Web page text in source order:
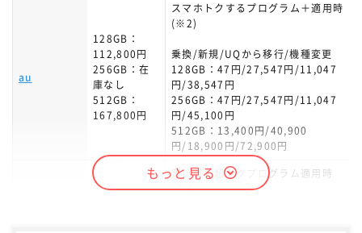
au
128GB：
112,800円
256GB：在
庫なし
512GB：
167,800円
スマホトクするプログラム＋適用時
(※2)
乗換/新規/UQから移行/機種変更
128GB：47円/27,547円/11,047
円/38,547円
256GB：47円/27,547円/11,047
円/45,100円
512GB：13,400円/40,900
円/18,900円/72,900円
買い替え超トクプログラム適用時
(※4)
もっと見る